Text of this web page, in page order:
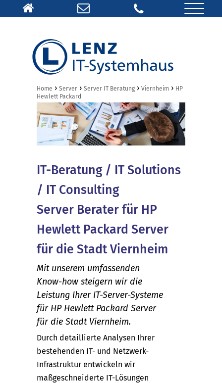
Home › Server › Server IT Beratung › Viernheim › HP
Hewlett Packard
IT-Beratung / IT Solutions
/ IT Consulting
Server Berater für HP
Hewlett Packard Server
für die Stadt Viernheim
Mit unserem umfassenden
Know-how steigern wir die
Leistung Ihrer IT-Server-Systeme
für HP Hewlett Packard Server
für die Stadt Viernheim.
Durch detaillierte Analysen Ihrer
bestehenden IT- und Netzwerk-
Infrastruktur entwickeln wir
maßgeschneiderte IT-Lösungen